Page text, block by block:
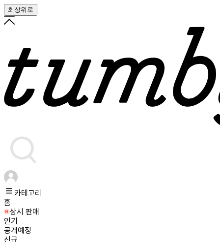
최상위로
카테고리
홈
상시 판매
인기
공개예정
신규